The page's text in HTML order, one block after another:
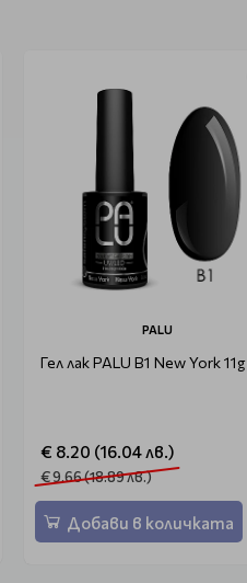
PALU
Гел лак PALU B1 New York 11g
€ 8.20 (16.04 лв.)
€ 9.66 (18.89 лв.)
Добави в количката